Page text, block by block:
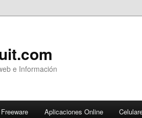
e Información
Freeware Aplicaciones Online